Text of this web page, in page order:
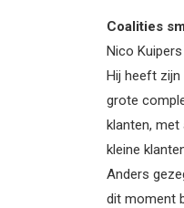
Coalities
Nico
Hij heeft zijn
grote
klanten, met
kleine
Anders
dit moment